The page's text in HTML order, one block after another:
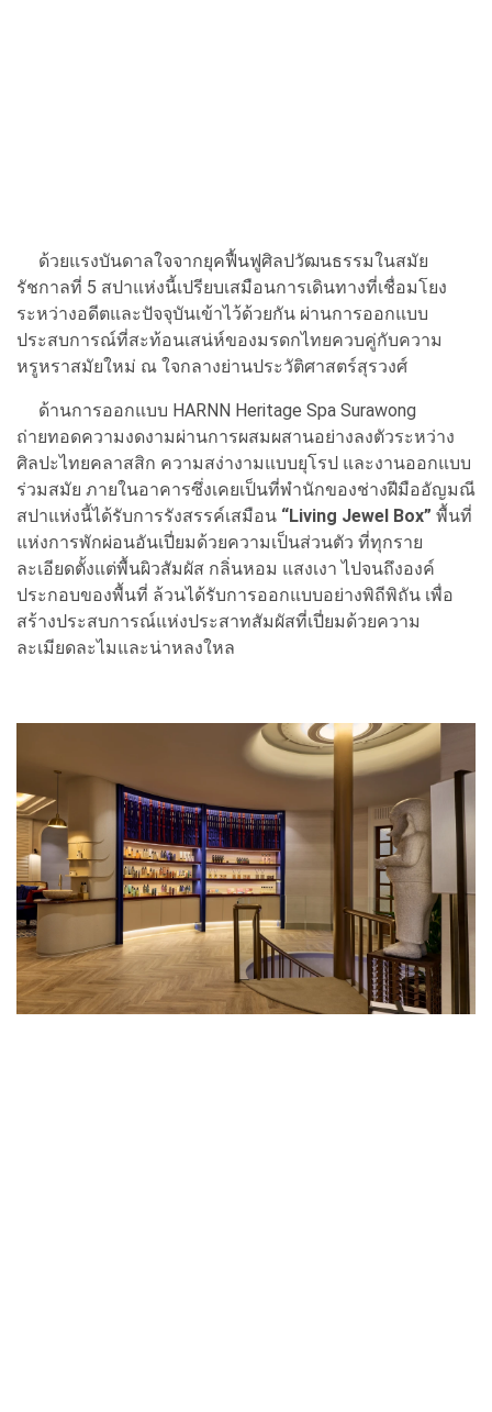
ด้วยแรงบันดาลใจจากยุคฟื้นฟูศิลปวัฒนธรรมในสมัย
รัชกาลที่ 5 สปาแห่งนี้เปรียบเสมือนการเดินทางที่เชื่อมโยง
ระหว่างอดีตและปัจจุบันเข้าไว้ด้วยกัน ผ่านการออกแบบ
ประสบการณ์ที่สะท้อนเสน่ห์ของมรดกไทยควบคู่กับความ
หรูหราสมัยใหม่ ณ ใจกลางย่านประวัติศาสตร์สุรวงศ์
ด้านการออกแบบ HARNN Heritage Spa Surawong
ถ่ายทอดความงดงามผ่านการผสมผสานอย่างลงตัวระหว่าง
ศิลปะไทยคลาสสิก ความสง่างามแบบยุโรป และงานออกแบบ
ร่วมสมัย ภายในอาคารซึ่งเคยเป็นที่พำนักของช่างฝีมืออัญมณี
สปาแห่งนี้ได้รับการรังสรรค์เสมือน “Living Jewel Box” พื้นที่
แห่งการพักผ่อนอันเปี่ยมด้วยความเป็นส่วนตัว ที่ทุกราย
ละเอียดตั้งแต่พื้นผิวสัมผัส กลิ่นหอม แสงเงา ไปจนถึงองค์
ประกอบของพื้นที่ ล้วนได้รับการออกแบบอย่างพิถีพิถัน เพื่อ
สร้างประสบการณ์แห่งประสาทสัมผัสที่เปี่ยมด้วยความ
ละเมียดละไมและน่าหลงใหล